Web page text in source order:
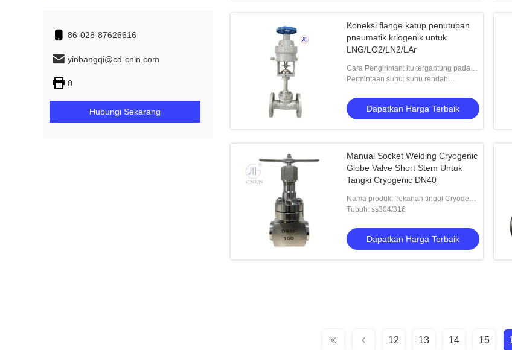
86-028-87626616
yinbangqi@cd-cnln.com
0
Hubungi Sekarang
Koneksi flange katup penutupan
pneumatik kriogenik untuk
LNG/LO2/LN2/LAr
Cara Pengiriman: itu tergantung pada
permintaan pelanggan
Permintaan suhu: suhu rendah
Dapatkan Harga Terbaik
Manual Socket Welding Cryogenic
Globe Valve Short Stem Untuk
Tangki Cryogenic DN40
Nama produk: Tekanan tinggi Cryogenic
Globe Valve Short-stem
Tubuh: ss304/316
Dapatkan Harga Terbaik
12 13 14 15